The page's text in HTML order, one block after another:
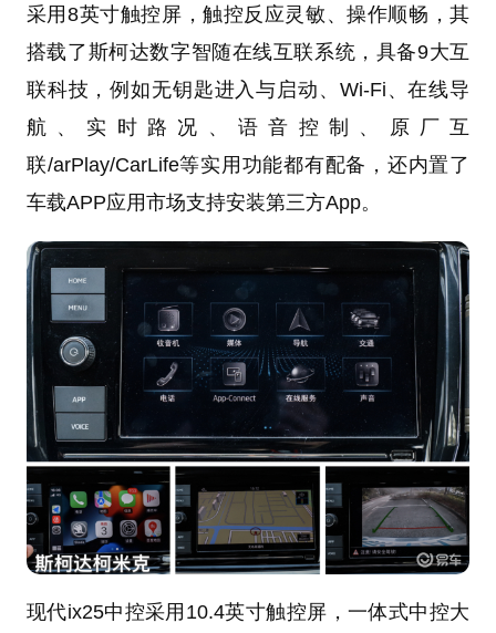
采用8英寸触控屏，触控反应灵敏、操作顺畅，其
搭载了斯柯达数字智随在线互联系统，具备9大互
联科技，例如无钥匙进入与启动、Wi-Fi、在线导
航、实时路况、语音控制、原厂互
联/arPlay/CarLife等实用功能都有配备，还内置了
车载APP应用市场支持安装第三方App。
现代ix25中控采用10.4英寸触控屏，一体式中控大